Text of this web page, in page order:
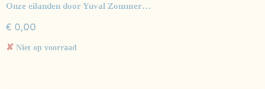
Onze eilanden door Yuval Zommer…
€ 0,00
✘ Niet op voorraad